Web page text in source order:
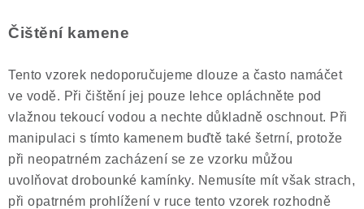
Čištění kamene
Tento vzorek nedoporučujeme dlouze a často namáčet
ve vodě. Při čištění jej pouze lehce opláchněte pod
vlažnou tekoucí vodou a nechte důkladně oschnout. Při
manipulaci s tímto kamenem buďtě také šetrní, protože
při neopatrném zacházení se ze vzorku můžou
uvolňovat drobounké kamínky. Nemusíte mít však strach,
při opatrném prohlížení v ruce tento vzorek rozhodně